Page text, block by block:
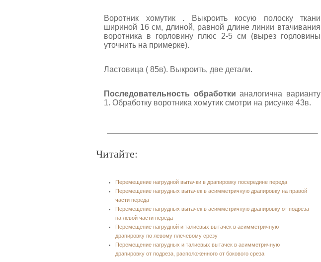
Воротник хомутик . Выкроить косую полоску ткани
шириной 16 см, длиной, равной длине линии втачивания
воротника в горловину плюс 2-5 см (вырез горловины
уточнить на примерке).
Ластовица ( 85в). Выкроить, две детали.
Последовательность обработки аналогична варианту
1. Обработку воротника хомутик смотри на рисунке 43в.
Читайте:
Перемещение нагрудной вытачки в драпировку посередине переда
Перемещение нагрудных вытачек в асимметричную драпировку на правой
части переда
Перемещение нагрудных вытачек в асимметричную драпировку от подреза
на левой части переда
Перемещение нагрудной и талиевых вытачек в асимметричную
драпировку по левому плечевому срезу
Перемещение нагрудных и талиевых вытачек в асимметричную
драпировку от подреза, расположенного от бокового среза